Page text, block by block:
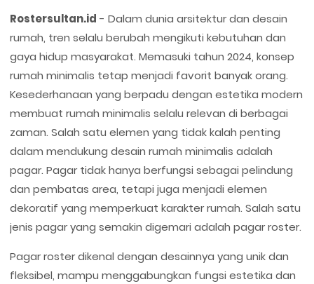
Rostersultan.id - Dalam dunia arsitektur dan desain
rumah, tren selalu berubah mengikuti kebutuhan dan
gaya hidup masyarakat. Memasuki tahun 2024, konsep
rumah minimalis tetap menjadi favorit banyak orang.
Kesederhanaan yang berpadu dengan estetika modern
membuat rumah minimalis selalu relevan di berbagai
zaman. Salah satu elemen yang tidak kalah penting
dalam mendukung desain rumah minimalis adalah
pagar. Pagar tidak hanya berfungsi sebagai pelindung
dan pembatas area, tetapi juga menjadi elemen
dekoratif yang memperkuat karakter rumah. Salah satu
jenis pagar yang semakin digemari adalah pagar roster.
Pagar roster dikenal dengan desainnya yang unik dan
fleksibel, mampu menggabungkan fungsi estetika dan